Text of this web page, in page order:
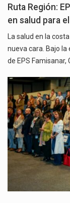
Ruta Región:
en salud para
La salud en la
nueva cara. Bajo
de EPS Famisanar,